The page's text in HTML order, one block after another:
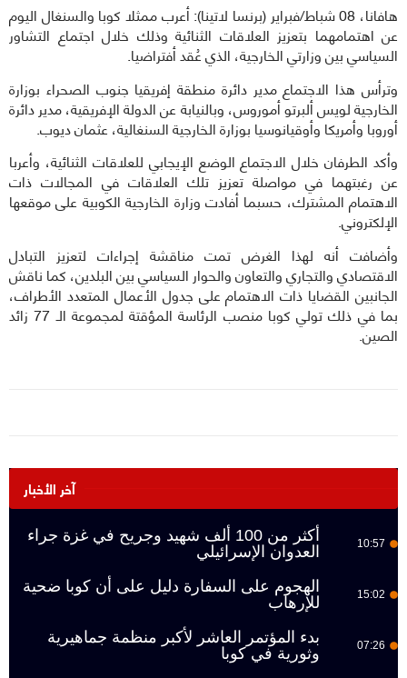
هافانا، 08 شباط/فبراير (برنسا لاتينا): أعرب ممثلا كوبا والسنغال اليوم
عن اهتمامهما بتعزيز العلاقات الثنائية وذلك خلال اجتماع التشاور
السياسي بين وزارتي الخارجية، الذي عُقد أفتراضيا.
وترأس هذا الاجتماع مدير دائرة منطقة إفريقيا جنوب الصحراء بوزارة
الخارجية لويس ألبرتو أموروس، وبالنيابة عن الدولة الإفريقية، مدير دائرة
أوروبا وأمريكا وأوقيانوسيا بوزارة الخارجية السنغالية، عثمان ديوب.
وأكد الطرفان خلال الاجتماع الوضع الإيجابي للعلاقات الثنائية، وأعربا
عن رغبتهما في مواصلة تعزيز تلك العلاقات في المجالات ذات
الاهتمام المشترك، حسبما أفادت وزارة الخارجية الكوبية على موقعها
الإلكتروني.
وأضافت أنه لهذا الغرض تمت مناقشة إجراءات لتعزيز التبادل
الاقتصادي والتجاري والتعاون والحوار السياسي بين البلدين، كما ناقش
الجانبين القضايا ذات الاهتمام على جدول الأعمال المتعدد الأطراف،
بما في ذلك تولي كوبا منصب الرئاسة المؤقتة لمجموعة الـ 77 زائد
الصين.
آخر الأخبار
10:57
أكثر من 100 ألف شهيد وجريح في غزة جراء
العدوان الإسرائيلي
15:02
الهجوم على السفارة دليل على أن كوبا ضحية
للإرهاب
07:26
بدء المؤتمر العاشر لأكبر منظمة جماهيرية
وثورية في كوبا